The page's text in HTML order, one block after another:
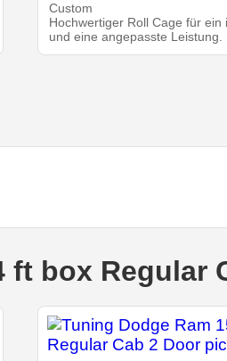
Custom
Hochwertiger Roll Cage für ein
und eine angepasste Leistung.
ft box Regular